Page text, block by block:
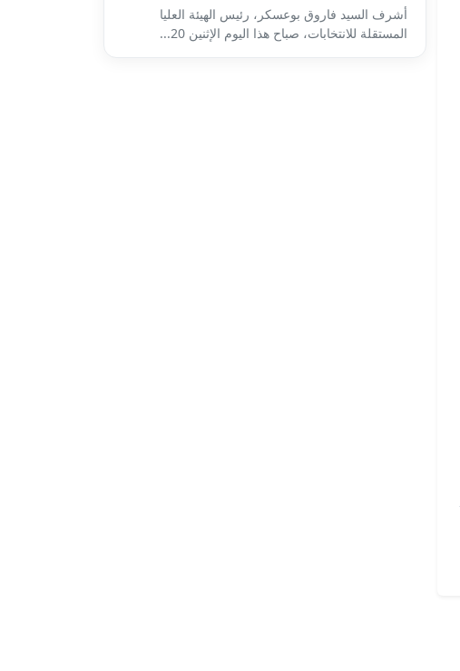
أشرف السيد فاروق بوعسكر، رئيس الهيئة العليا
المستقلة للانتخابات، صباح هذا اليوم الإثنين 20...